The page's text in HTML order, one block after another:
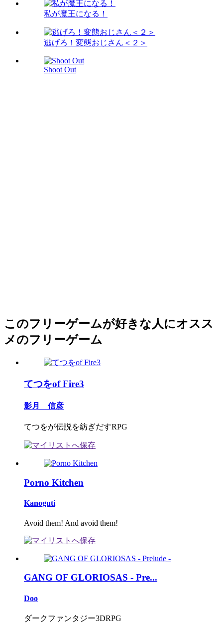
私が魔王になる！
逃げろ！変態おじさん＜２＞
Shoot Out
このフリーゲームが好きな人にオスス
メのフリーゲーム
てつをof Fire3
影月 信彦
てつをが伝説を紡ぎだすRPG
Porno Kitchen
Kanoguti
Avoid them! And avoid them!
GANG OF GLORIOSAS - Pre...
Doo
ダークファンタジー3DRPG